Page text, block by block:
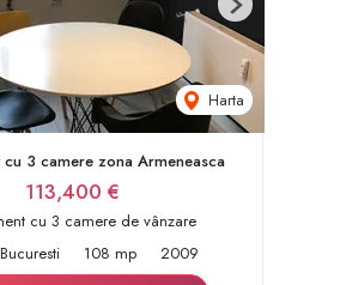
Harta
Next
cu 3 camere zona Armeneasca
113,400 €
cu 3 camere de vânzare
108 mp
2009